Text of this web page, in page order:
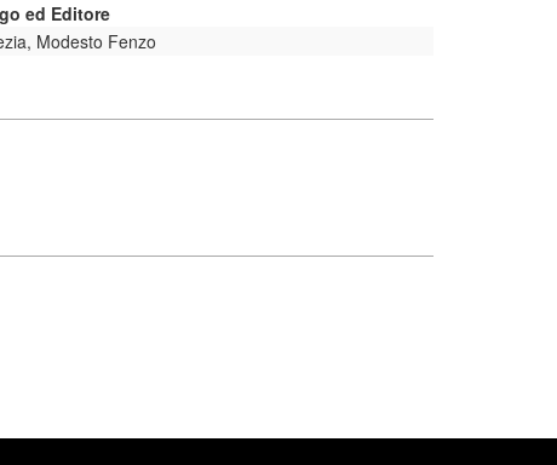
ed Editore
Modesto Fenzo